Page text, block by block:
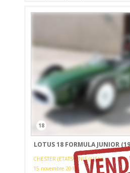
18
LOTUS 18 FORMULA JUNIOR
CHESTER (ETATS-UNIS (USA))
15 novembre 2019